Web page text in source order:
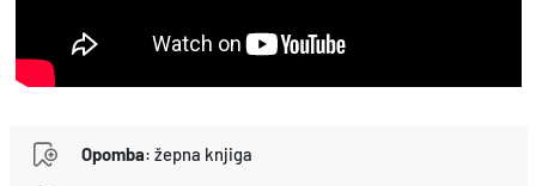
Opomba: žepna knjiga